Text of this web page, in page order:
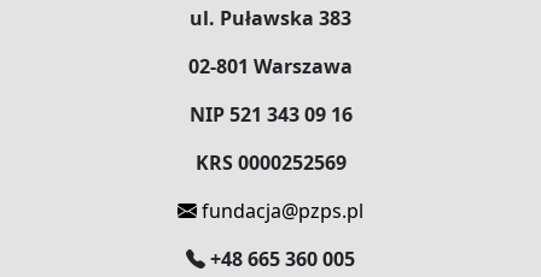
ul. Puławska 383
02-801 Warszawa
NIP 521 343 09 16
KRS 0000252569
fundacja@pzps.pl
+48 665 360 005